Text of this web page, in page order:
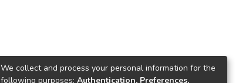
We collect and process your personal information for the
following purposes: Authentication, Preferences,